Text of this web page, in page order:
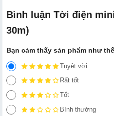
Bình luận Tời điện
30m)
Bạn cảm thấy sản phẩm như
Tuyệt vời
Rất tốt
Tốt
Bình thường